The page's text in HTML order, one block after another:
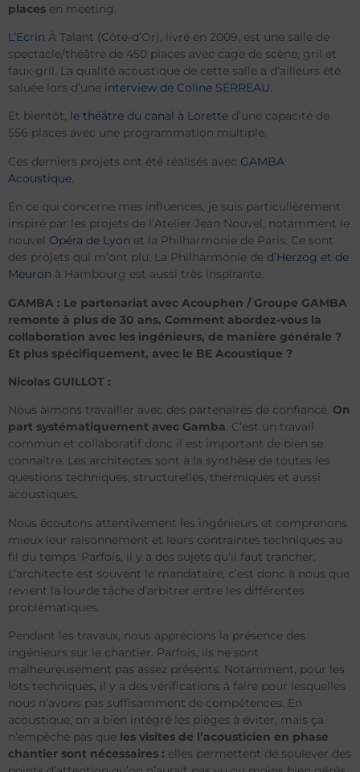
places en meeting.
L’Ecrin À Talant (Côte-d’Or), livré en 2009, est une salle de
spectacle/théâtre de 450 places avec cage de scène, gril et
faux-gril. La qualité acoustique de cette salle a d’ailleurs été
saluée lors d’une interview de Coline SERREAU.
Et bientôt, le théâtre du canal à Lorette d’une capacité de
556 places avec une programmation multiple.
Ces derniers projets ont été réalisés avec GAMBA
Acoustique.
En ce qui concerne mes influences, je suis particulièrement
inspiré par les projets de l’Atelier Jean Nouvel, notamment le
nouvel Opéra de Lyon et la Philharmonie de Paris. Ce sont
des projets qui m’ont plu. La Philharmonie de d’Herzog et de
Meuron à Hambourg est aussi très inspirante.
GAMBA : Le partenariat avec Acouphen / Groupe GAMBA
remonte à plus de 30 ans. Comment abordez-vous la
collaboration avec les ingénieurs, de manière générale ?
Et plus spécifiquement, avec le BE Acoustique ?
Nicolas GUILLOT :
Nous aimons travailler avec des partenaires de confiance. On
part systématiquement avec Gamba. C’est un travail
commun et collaboratif donc il est important de bien se
connaître. Les architectes sont à la synthèse de toutes les
questions techniques, structurelles, thermiques et aussi
acoustiques.
Nous écoutons attentivement les ingénieurs et comprenons
mieux leur raisonnement et leurs contraintes techniques au
fil du temps. Parfois, il y a des sujets qu’il faut trancher.
L’architecte est souvent le mandataire, c’est donc à nous que
revient la lourde tâche d’arbitrer entre les différentes
problématiques.
Pendant les travaux, nous apprécions la présence des
ingénieurs sur le chantier. Parfois, ils ne sont
malheureusement pas assez présents. Notamment, pour les
lots techniques, il y a des vérifications à faire pour lesquelles
nous n’avons pas suffisamment de compétences. En
acoustique, on a bien intégré les pièges à éviter, mais ça
n’empêche pas que les visites de l’acousticien en phase
chantier sont nécessaires : elles permettent de soulever des